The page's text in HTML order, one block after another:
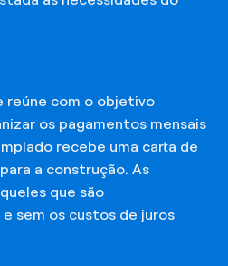
reúne com o objetivo
os pagamentos mensais
recebe uma carta de
a construção. As
que são
sem os custos de juros